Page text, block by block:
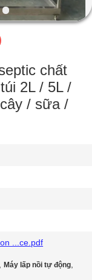
chất
2L / 5L /
/ sữa /
...ce.pdf
,Máy lấp nồi tự động,